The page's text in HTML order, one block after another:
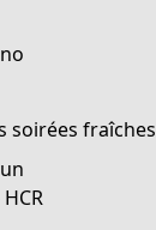
soirées fraîches